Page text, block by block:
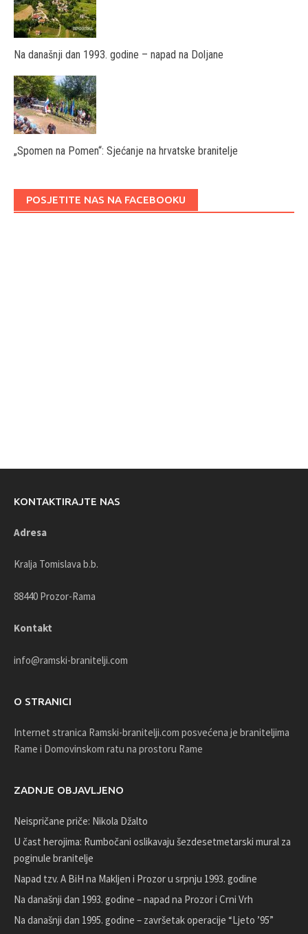
Na današnji dan 1993. godine – napad na Doljane
„Spomen na Pomen“: Sjećanje na hrvatske branitelje
POSJETITE NAS NA FACEBOOKU
KONTAKTIRAJTE NAS
Adresa
Kralja Tomislava b.b.
88440 Prozor-Rama
Kontakt
info@ramski-branitelji.com
O STRANICI
Internet stranica Ramski-branitelji.com posvećena je braniteljima
Rame i Domovinskom ratu na prostoru Rame
ZADNJE OBJAVLJENO
Neispričane priče: Nikola Džalto
U čast herojima: Rumbočani oslikavaju šezdesetmetarski mural za
poginule branitelje
Napad tzv. A BiH na Makljen i Prozor u srpnju 1993. godine
Na današnji dan 1993. godine – napad na Prozor i Crni Vrh
Na današnji dan 1995. godine – završetak operacije “Ljeto ’95”